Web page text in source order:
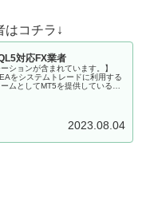
はコチラ↓
対応FX業者
ションが含まれています。】
をシステムトレードに利用する
ムとしてMT5を提供しているFX
2023.08.04